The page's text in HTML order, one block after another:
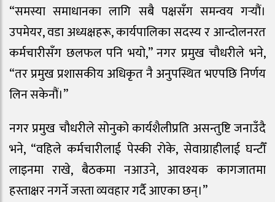
“समस्या समाधानका लागि सबै पक्षसँग समन्वय गर्‍यौं।
उपमेयर, वडा अध्यक्षहरू, कार्यपालिका सदस्य र आन्दोलनरत
कर्मचारीसँग छलफल पनि भयो,” नगर प्रमुख चौधरीले भने,
“तर प्रमुख प्रशासकीय अधिकृत नै अनुपस्थित भएपछि निर्णय
लिन सकेनौं।”
नगर प्रमुख चौधरीले सोनुको कार्यशैलीप्रति असन्तुष्टि जनाउँदै
भने, “वहिले कर्मचारीलाई पेस्की रोके, सेवाग्राहीलाई घन्टौँ
लाइनमा राखे, बैठकमा नआउने, आवश्यक कागजातमा
हस्ताक्षर नगर्ने जस्ता व्यवहार गर्दै आएका छन्।”